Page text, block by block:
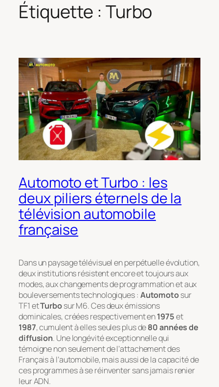
Étiquette : Turbo
Automoto et Turbo : les
deux piliers éternels de la
télévision automobile
française
Dans un paysage télévisuel en perpétuelle évolution,
deux institutions résistent encore et toujours aux
modes, aux changements de programmation et aux
bouleversements technologiques : Automotosur
TF1 etTurbosur M6. Ces deux émissions
dominicales, créées respectivement en1975et
1987, cumulent à elles seules plus de80 années de
diffusion. Une longévité exceptionnelle qui
témoigne non seulement de l’attachement des
Français à l’automobile, mais aussi de la capacité de
ces programmes à se réinventer sans jamais renier
leur ADN.